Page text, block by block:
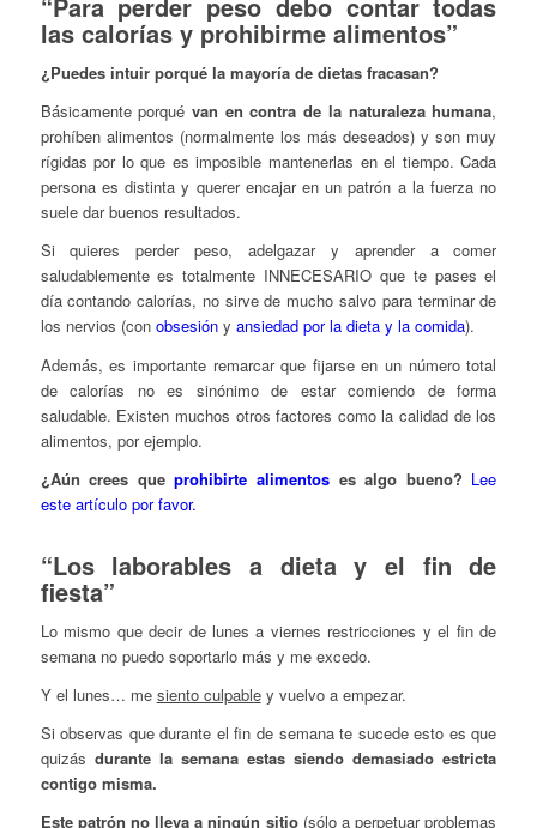
“Para perder peso debo contar todas
las calorías y prohibirme alimentos”
¿Puedes intuir porqué la mayoría de dietas fracasan?
Básicamente porquévan en contra de la naturaleza humana,
prohíben alimentos (normalmente los más deseados) y son muy
rígidas por lo que es imposible mantenerlas en el tiempo. Cada
persona es distinta y querer encajar en un patrón a la fuerza no
suele dar buenos resultados.
Si quieres perder peso, adelgazar y aprender a comer
saludablemente es totalmente INNECESARIO que te pases el
día contando calorías, no sirve de mucho salvo para terminar de
los nervios (con obsesióny ansiedad por la dieta y la comida).
Además, es importante remarcar que fijarse en un número total
de calorías no es sinónimo de estar comiendo de forma
saludable. Existen muchos otros factores como la calidad de los
alimentos, por ejemplo.
¿Aún crees queprohibirte alimentos es algo bueno? Lee
este artículo por favor.
“Los laborables a dieta y el fin de
fiesta”
Lo mismo que decir de lunes a viernes restricciones y el fin de
semana no puedo soportarlo más y me excedo.
Y el lunes… me siento culpabley vuelvo a empezar.
Si observas que durante el fin de semana te sucede esto es que
quizás durante la semana estas siendo demasiado estricta
contigo misma.
Este patrón no lleva a ningún sitio(sólo a perpetuar problemas